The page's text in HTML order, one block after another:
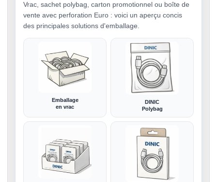
Vrac, sachet polybag, carton promotionnel ou boîte de
vente avec perforation Euro : voici un aperçu concis
des principales solutions d'emballage.
Emballage
en vrac
DINIC
Polybag